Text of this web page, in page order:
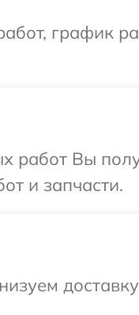
график
работ Вы
и запчасти.